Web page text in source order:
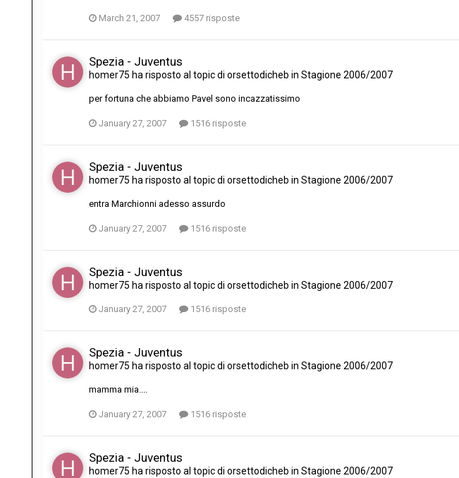
March 21, 2007 4557 risposte
Spezia - Juventus
homer75 ha risposto al topic di orsettodicheb in Stagione 2006/2007
per fortuna che abbiamo Pavel sono incazzatissimo
January 27, 2007 1516 risposte
Spezia - Juventus
homer75 ha risposto al topic di orsettodicheb in Stagione 2006/2007
entra Marchionni adesso assurdo
January 27, 2007 1516 risposte
Spezia - Juventus
homer75 ha risposto al topic di orsettodicheb in Stagione 2006/2007
January 27, 2007 1516 risposte
Spezia - Juventus
homer75 ha risposto al topic di orsettodicheb in Stagione 2006/2007
mamma mia....
January 27, 2007 1516 risposte
Spezia - Juventus
homer75 ha risposto al topic di orsettodicheb in Stagione 2006/2007